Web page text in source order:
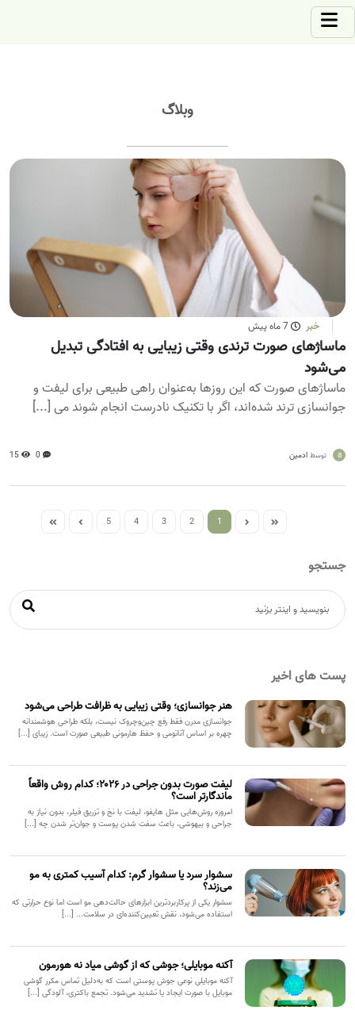
وبلاگ
خبر 7 ماه پیش
ماساژهای صورت ترندی وقتی زیبایی به افتادگی تبدیل
می‌شود
ماساژهای صورت که این روزها به‌عنوان راهی طبیعی برای لیفت و
جوانسازی ترند شده‌اند، اگر با تکنیک نادرست انجام شوند می [...]
a توسط ادمین 0
15
1
2
3
4
5
جستجو
پست های اخیر
هنر جوانسازی؛ وقتی زیبایی به ظرافت طراحی می‌شود
جوانسازی مدرن فقط رفع چین‌وچروک نیست، بلکه طراحی هوشمندانه
چهره بر اساس آناتومی و حفظ هارمونی طبیعی صورت است. زیبای [...]
لیفت صورت بدون جراحی در ۲۰۲۶؛ کدام روش واقعاً
ماندگارتر است؟
امروزه روش‌هایی مثل هایفو، لیفت با نخ و تزریق فیلر، بدون نیاز به
جراحی و بیهوشی، باعث سفت شدن پوست و جوان‌تر شدن چه [...]
سشوار سرد یا سشوار گرم: کدام آسیب کمتری به مو
می‌زند؟
سشوار یکی از پرکاربردترین ابزارهای حالت‌دهی مو است اما نوع حرارتی که
استفاده می‌شود، نقش تعیین‌کننده‌ای در سلامت... [...]
آکنه موبایلی؛ جوشی که از گوشی میاد نه هورمون
آکنه موبایلی نوعی جوش پوستی است که به‌دلیل تماس مکرر گوشی
موبایل با صورت ایجاد یا تشدید می‌شود. تجمع باکتری، آلودگی [...]